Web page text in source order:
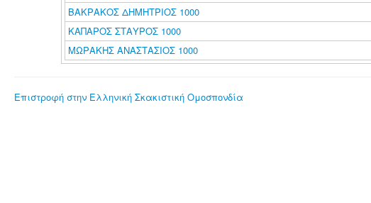
ΒΑΚΡΑΚΟΣ ΔΗΜΗΤΡΙΟΣ 1000
ΚΑΠΑΡΟΣ ΣΤΑΥΡΟΣ 1000
ΜΩΡΑΚΗΣ ΑΝΑΣΤΑΣΙΟΣ 1000
Επιστροφή στην Ελληνική Σκακιστική Ομοσπονδία